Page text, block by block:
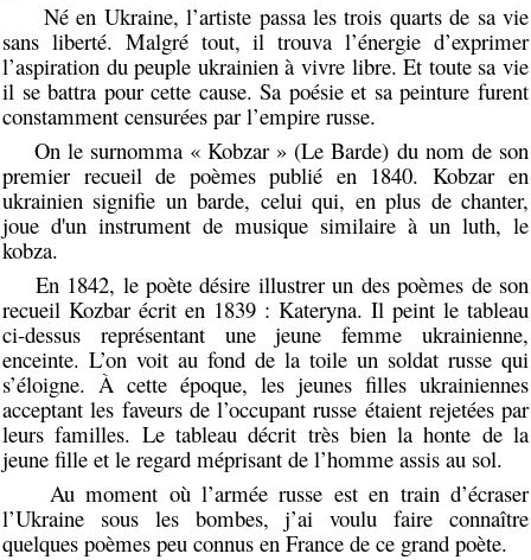
Né en Ukraine, l’artiste passa les trois quarts de sa vie
sans liberté. Malgré tout, il trouva l’énergie d’exprimer
l’aspiration du peuple ukrainien à vivre libre. Et toute sa vie
il se battra pour cette cause. Sa poésie et sa peinture furent
constamment censurées par l’empire russe.
On le surnomma « Kobzar » (Le Barde) du nom de son
premier recueil de poèmes publié en 1840. Kobzar en
ukrainien signifie un barde, celui qui, en plus de chanter,
joue d'un instrument de musique similaire à un luth, le
kobza.
En 1842, le poète désire illustrer un des poèmes de son
recueil Kozbar écrit en 1839 : Kateryna. Il peint le tableau
ci-dessus représentant une jeune femme ukrainienne,
enceinte. L’on voit au fond de la toile un soldat russe qui
s’éloigne. À cette époque, les jeunes filles ukrainiennes
acceptant les faveurs de l’occupant russe étaient rejetées par
leurs familles. Le tableau décrit très bien la honte de la
jeune fille et le regard méprisant de l’homme assis au sol.
Au moment où l’armée russe est en train d’écraser
l’Ukraine sous les bombes, j’ai voulu faire connaître
quelques poèmes peu connus en France de ce grand poète.